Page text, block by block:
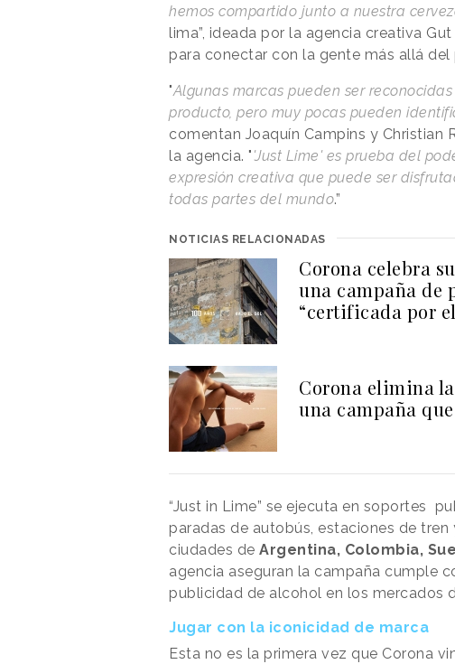
hemos compartido junto a nuestra
lima”, ideada por la agencia creativa
para conectar con la gente más allá
"Algunas marcas pueden ser
producto, pero muy pocas pueden
comentan Joaquín Campins y Christian
la agencia. "'Just Lime' es prueba del
expresión creativa que puede ser
todas partes del mundo.”
NOTICIAS RELACIONADAS
Corona celebra
una campaña
“certificada por
Corona elimina
una campaña
“Just in Lime” se ejecuta en soportes
paradas de autobús, estaciones de
ciudades de Argentina, Colombia,
agencia aseguran la campaña cumple
publicidad de alcohol en los mercados
Jugar con la iconicidad de marca
Esta no es la primera vez que Corona